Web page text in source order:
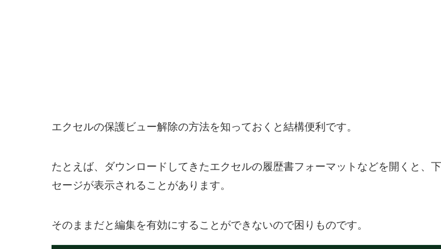
エクセルの保護ビュー解除の方法を知っておくと結構便利です。
たとえば、ダウンロードしてきたエクセルの履歴書フォーマットなどを開くと、
セージが表示されることがあります。
そのままだと編集を有効にすることができないので困りものです。